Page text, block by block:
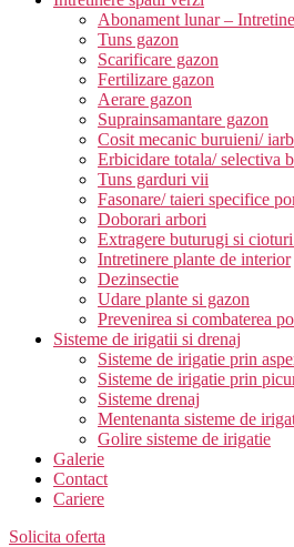
Abonament lunar –
Tuns gazon
Scarificare gazon
Fertilizare gazon
Aerare gazon
Suprainsamantare gazon
Cosit mecanic buruieni/
Erbicidare totala/ selectiva
Tuns garduri vii
Fasonare/ taieri specifice
Doborari arbori
Extragere buturugi si
Intretinere plante de interior
Dezinsectie
Udare plante si gazon
Prevenirea si combaterea
Sisteme de irigatii si drenaj
Sisteme de irigatie prin
Sisteme de irigatie prin
Sisteme drenaj
Mentenanta sisteme de
Golire sisteme de irigatie
Galerie
Contact
Cariere
Solicita oferta